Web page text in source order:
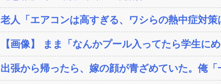
老人「エアコンは高すぎる、ワシらの熱中症対策
【画像】 まま「なんかプール入ってたら学生に
出張から帰ったら、嫁の顔が青ざめていた。俺